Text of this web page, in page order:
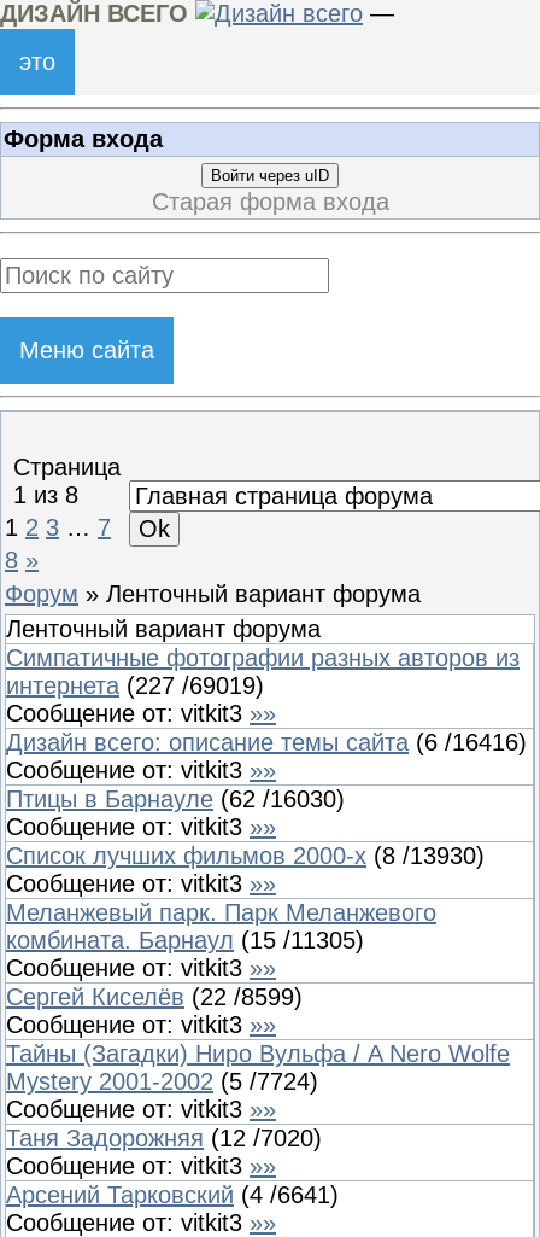
ДИЗАЙН ВСЕГО
—
это
Форма входа
Войти через uID
Старая форма входа
Меню сайта
Страница
1 из 8
1 2 3 … 7
8 »
Форум » Ленточный вариант форума
Ленточный вариант форума
Симпатичные фотографии разных авторов из
интернета (227 /69019)
Сообщение от: vitkit3 »»
Дизайн всего: описание темы сайта (6 /16416)
Сообщение от: vitkit3 »»
Птицы в Барнауле (62 /16030)
Сообщение от: vitkit3 »»
Список лучших фильмов 2000-х (8 /13930)
Сообщение от: vitkit3 »»
Меланжевый парк. Парк Меланжевого
комбината. Барнаул (15 /11305)
Сообщение от: vitkit3 »»
Сергей Киселёв (22 /8599)
Сообщение от: vitkit3 »»
Тайны (Загадки) Ниро Вульфа / A Nero Wolfe
Mystery 2001-2002 (5 /7724)
Сообщение от: vitkit3 »»
Таня Задорожняя (12 /7020)
Сообщение от: vitkit3 »»
Арсений Тарковский (4 /6641)
Сообщение от: vitkit3 »»